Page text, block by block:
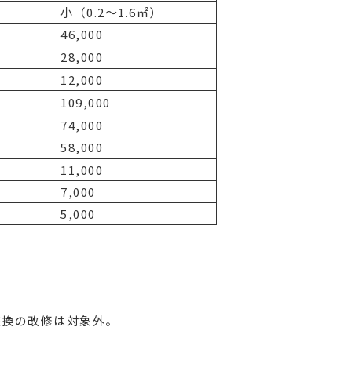
小（0.2～1.6㎡）
46,000
28,000
12,000
109,000
74,000
58,000
11,000
7,000
5,000
の改修は対象外。